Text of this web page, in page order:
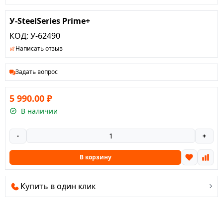
У-SteelSeries Prime+
КОД: У-62490
Написать отзыв
Задать вопрос
5 990.00 ₽
В наличии
- +
В корзину
Купить в один клик